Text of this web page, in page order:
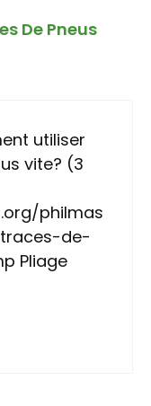
De Pneus
utiliser
vite? (3
philmas
de-
Pliage